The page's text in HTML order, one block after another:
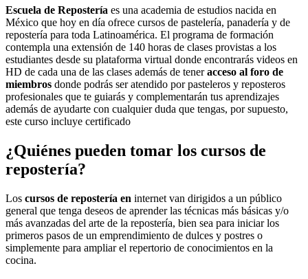
Escuela de Repostería es una academia de estudios nacida en
México que hoy en día ofrece cursos de pastelería, panadería y de
repostería para toda Latinoamérica. El programa de formación
contempla una extensión de 140 horas de clases provistas a los
estudiantes desde su plataforma virtual donde encontrarás videos en
HD de cada una de las clases además de teneracceso al foro de
miembros donde podrás ser atendido por pasteleros y reposteros
profesionales que te guiarás y complementarán tus aprendizajes
además de ayudarte con cualquier duda que tengas, por supuesto,
este curso incluye certificado
¿Quiénes pueden tomar los cursos de
repostería?
Los cursos de repostería en internet van dirigidos a un público
general que tenga deseos de aprender las técnicas más básicas y/o
más avanzadas del arte de la repostería, bien sea para iniciar los
primeros pasos de un emprendimiento de dulces y postres o
simplemente para ampliar el repertorio de conocimientos en la
cocina.